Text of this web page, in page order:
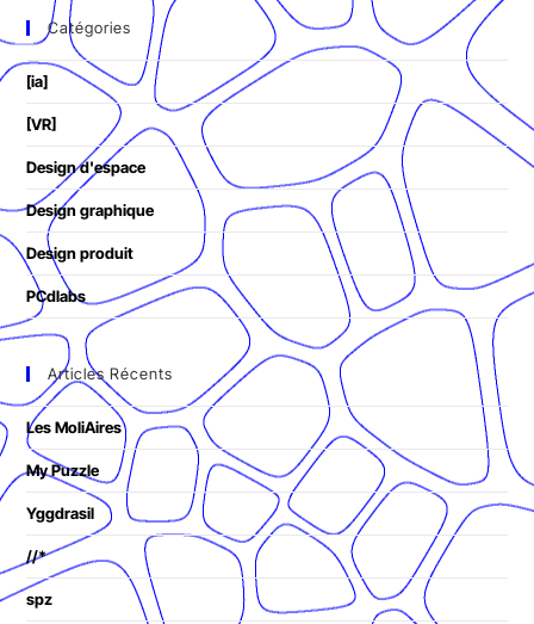
Catégories
[ia]
[VR]
Design d'espace
Design graphique
Design produit
PCdlabs
Articles Récents
Les MoliAires
My Puzzle
Yggdrasil
//*
spz